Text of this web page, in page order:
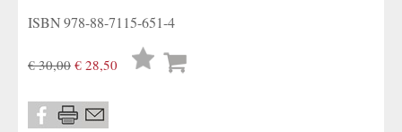
ISBN978-88-7115-651-4
€ 30,00 € 28,50
Lista